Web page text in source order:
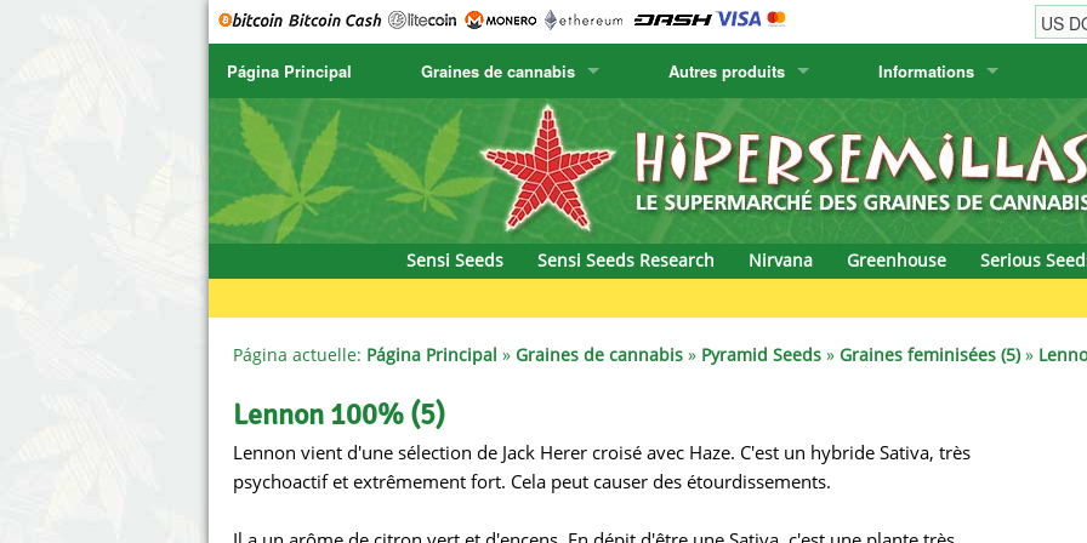
Página Principal Graines de cannabis
SENSI SEEDS
SENSI SEEDS RESEARCH
NIRVANA
SERIOUS SEEDS
SPLIFF SEEDS
Ace Seeds
CBD Crew
Chronic & Caviar
Delicious Seeds
Dr. Underground Seeds
Empire Seeds
Humboldt Seed Company
Humboldt Seeds
Hyp3rids
Kannabia
krauTHCollective
Positronics
Prana Medical
Pyramid Seeds
Ripper Seeds
Samsara Seeds
Autres produits
Graines de cactus
Plantes Canaries
Informations
Informations de commande
Informations de livraison
Questions fréquentes
Sensi Seeds
Sensi Seeds Research Nirvana Greenhouse Serious
Página actuelle: Página Principal » Graines de cannabis » Pyramid Seeds » Graines feminisées (5)»
Lennon 100% (5)
Lennon vient d'une sélection de Jack Herer croisé avec Haze. C'est un hybride Sativa, très
psychoactif et extrêmement fort. Cela peut causer des étourdissements.